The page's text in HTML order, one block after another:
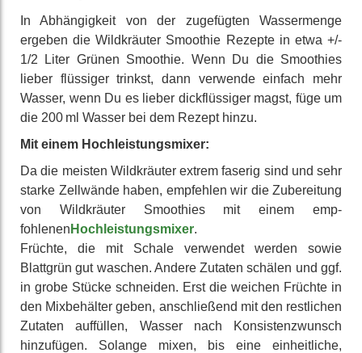
In Abhängig­keit von der zuge­fügten Wasser­menge
ergeben die Wild­kräuter Smoothie Rezepte in etwa +/-
1/2 Liter Grünen Smoothie. Wenn Du die Smoothies
lieber flüssiger trinkst, dann verwende einfach mehr
Wasser, wenn Du es lieber dick­flüssiger magst, füge um
die 200 ml Wasser bei dem Rezept hinzu.
Mit einem Hoch­leistungs­mixer:
Da die meisten Wild­kräuter extrem faserig sind und sehr
starke Zellwände haben, empfehlen wir die Zu­berei­tung
von Wild­kräuter Smoothies mit einem emp­
fohlenen Hoch­leistungs­mixer.
Früchte, die mit Schale verwendet werden sowie
Blattgrün gut waschen. Andere Zutaten schälen und ggf.
in grobe Stücke schneiden. Erst die weichen Früchte in
den Mix­behälter geben, an­schließend mit den rest­lichen
Zutaten auf­füllen, Wasser nach Konsis­tenz­wunsch
hinzu­fügen. Solange mixen, bis eine ein­heit­liche,